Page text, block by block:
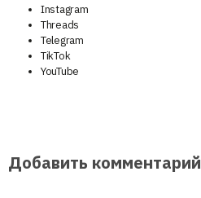
Instagram
Threads
Telegram
TikTok
YouTube
Добавить комментарий